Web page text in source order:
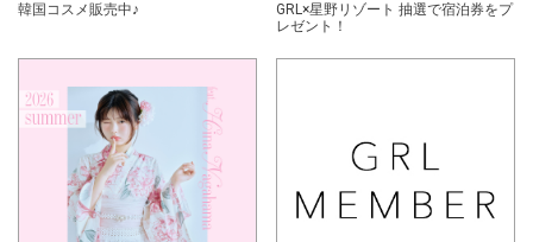
韓国コスメ販売中♪
GRL×星野リゾート 抽選で宿泊券をプ
レゼント！